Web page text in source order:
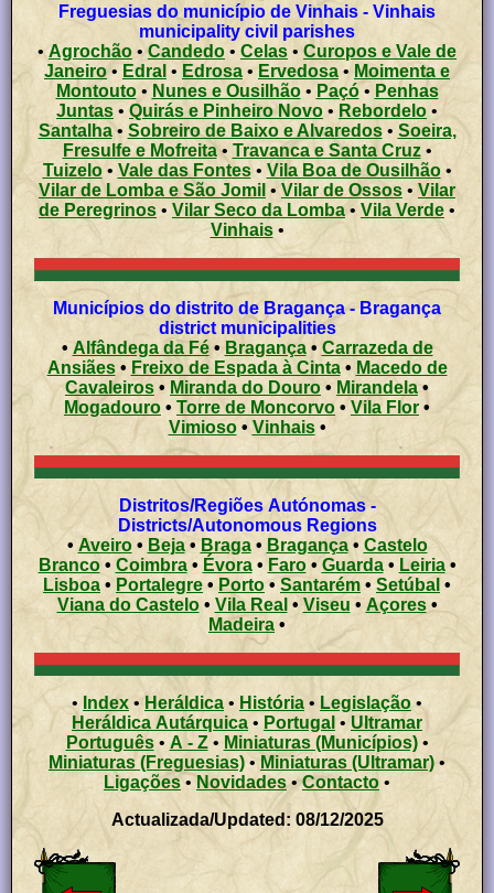
Freguesias do município de Vinhais - Vinhais
municipality civil parishes
•Agrochão •Candedo • Celas • Curopos e Vale de
Janeiro• Edral • Edrosa • Ervedosa • Moimenta e
Montouto • Nunes e Ousilhão• Paçó• Penhas
Juntas • Quirás e Pinheiro Novo • Rebordelo •
Santalha•Sobreiro de Baixo e Alvaredos• Soeira,
Fresulfe e Mofreita• Travanca e Santa Cruz•
Tuizelo• Vale das Fontes• Vila Boa de Ousilhão•
Vilar de Lomba e São Jomil • Vilar de Ossos • Vilar
de Peregrinos • Vilar Seco da Lomba • Vila Verde •
Vinhais•
Municípios do distrito de Bragança - Bragança
district municipalities
• Alfândega da Fé•Bragança• Carrazeda de
Ansiães• Freixo de Espada à Cinta• Macedo de
Cavaleiros • Miranda do Douro • Mirandela•
Mogadouro • Torre de Moncorvo • Vila Flor •
Vimioso•Vinhais•
Distritos/Regiões Autónomas -
Districts/Autonomous Regions
• Aveiro• Beja•Braga• Bragança• Castelo
Branco• Coimbra• Évora• Faro• Guarda• Leiria•
Lisboa • Portalegre•Porto• Santarém • Setúbal •
Viana do Castelo• Vila Real •Viseu • Açores •
Madeira •
• Index • Heráldica • História • Legislação •
Heráldica Autárquica • Portugal • Ultramar
Português• A - Z• Miniaturas (Municípios)•
Miniaturas (Freguesias) • Miniaturas (Ultramar)•
Ligações •Novidades•Contacto •
Actualizada/Updated: 08/12/2025